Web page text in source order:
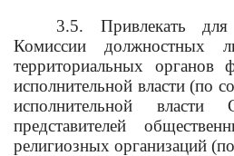
3.5. Привлекать
Комиссии должностных
территориальных органов
исполнительной власти (по
исполнительной власти
представителей
религиозных организаций